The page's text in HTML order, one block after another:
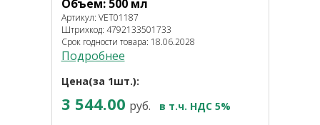
Объем: 500 мл
Артикул: VET01187
Штрихкод: 4792133501733
Срок годности товара: 18.06.2028
Подробнее
Цена(за 1шт.):
3 544.00 руб. в т.ч. НДС 5%